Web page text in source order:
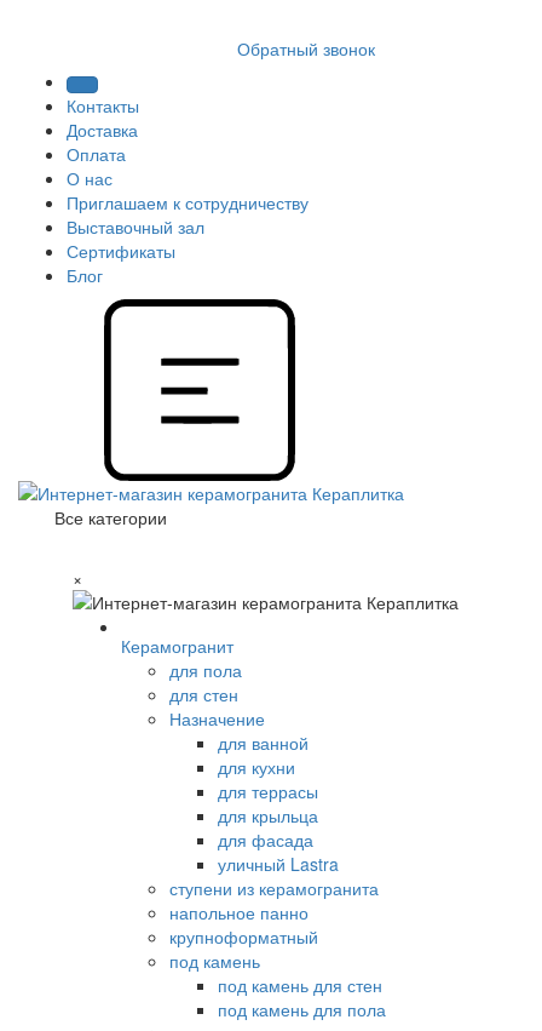
Обратный звонок
Контакты
Доставка
Оплата
О нас
Приглашаем к сотрудничеству
Выставочный зал
Сертификаты
Блог
Все категории
×
Керамогранит
для пола
для стен
Назначение
для ванной
для кухни
для террасы
для крыльца
для фасада
уличный Lastra
ступени из керамогранита
напольное панно
крупноформатный
под камень
под камень для стен
под камень для пола